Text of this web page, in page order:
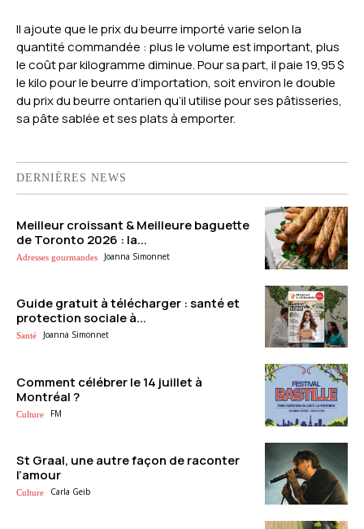
Il ajoute que le prix du beurre importé varie selon la
quantité commandée : plus le volume est important, plus
le coût par kilogramme diminue. Pour sa part, il paie 19,95 $
le kilo pour le beurre d’importation, soit environ le double
du prix du beurre ontarien qu’il utilise pour ses pâtisseries,
sa pâte sablée et ses plats à emporter.
DERNIÈRES NEWS
Meilleur croissant & Meilleure baguette
de Toronto 2026 : la...
Adresses gourmandes Joanna Simonnet
Guide gratuit à télécharger : santé et
protection sociale à...
Santé Joanna Simonnet
Comment célébrer le 14 juillet à
Montréal ?
Culture FM
St Graal, une autre façon de raconter
l’amour
Culture Carla Geib